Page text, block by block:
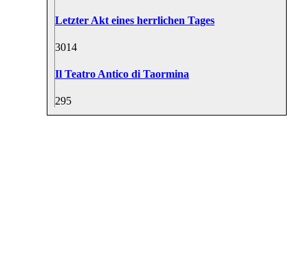
Letzter Akt eines herrlichen Tages
3014
Il Teatro Antico di Taormina
295